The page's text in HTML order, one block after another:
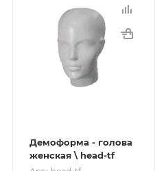
Демоформа - голова
женская \ head-tf